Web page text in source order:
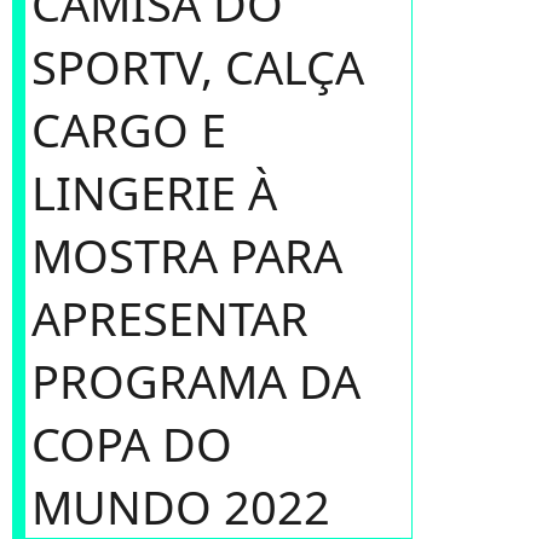
SPORTV, CALÇA
CARGO E
LINGERIE À
MOSTRA PARA
APRESENTAR
PROGRAMA DA
COPA DO
MUNDO 2022